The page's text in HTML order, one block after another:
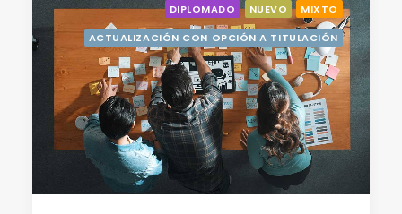
DIPLOMADO NUEVO
MIXTO
ACTUALIZACIÓN CON OPCIÓN A TITULACIÓN